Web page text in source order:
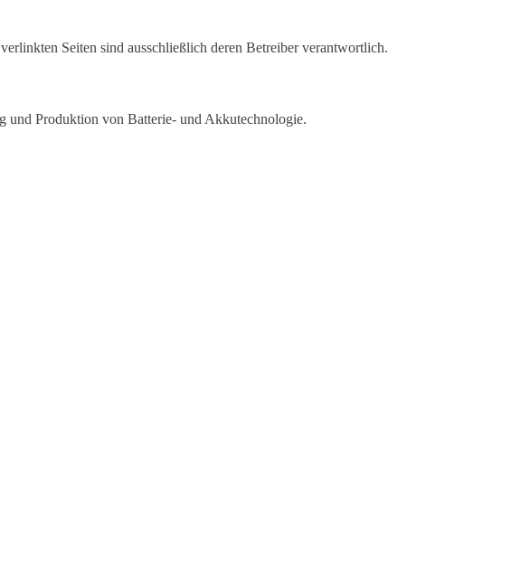
Seiten sind ausschließlich deren Betreiber verantwortlich.
Produktion von Batterie- und Akkutechnologie.